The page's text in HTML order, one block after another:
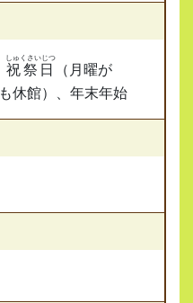
祝祭日
しゅくさいじつ
（月曜が
も休館）、 年末年始